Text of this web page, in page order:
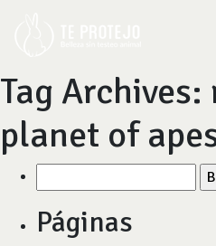
Tag Archives:
planet of
por:
Páginas